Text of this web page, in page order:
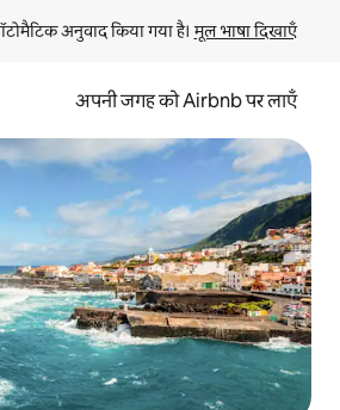
अनुवाद किया गया है। मूल भाषा दिखाएँ
अपनी जगह को Airbnb पर लाएँ